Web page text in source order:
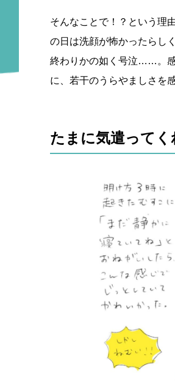
そんなことで！？という理
の日は洗顔が怖かったらし
終わりかの如く号泣……。
に、若干のうらやましさを
たまに気遣ってく